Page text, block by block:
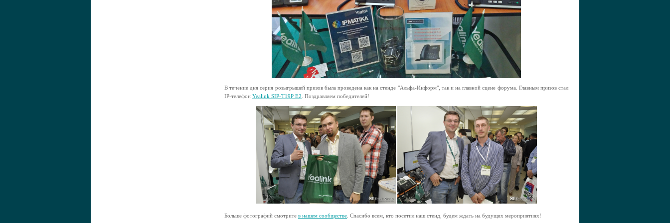
В течение дня серия розыгрышей призов была проведена как на стенде "Альфа-Информ", так и на главной сцене форума. Главным призов стал
IP-телефон Yealink SIP-T19P Е2 . Поздравляем победителей!
Больше фотографий смотрите в нашем сообществе . Спасибо всем, кто посетил наш стенд, будем ждать на будущих мероприятиях!